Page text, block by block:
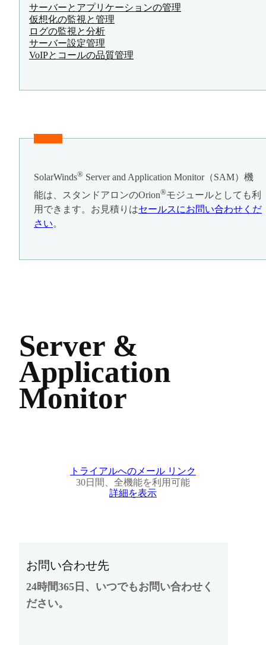
サーバーとアプリケーションの管理
仮想化の監視と管理
ログの監視と分析
サーバー設定管理
VoIPとコールの品質管理
SolarWinds® Server and Application Monitor（SAM）機
能は、スタンドアロンのOrion®モジュールとしても利
用できます。お見積りはセールスにお問い合わせくだ
さい。
Server &
Application
Monitor
トライアルへのメール リンク
30日間、全機能を利用可能
詳細を表示
お問い合わせ先
24時間365日、いつでもお問い合わせく
ださい。